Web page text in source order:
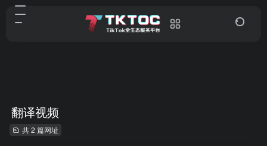
翻译视频
共 2 篇网址